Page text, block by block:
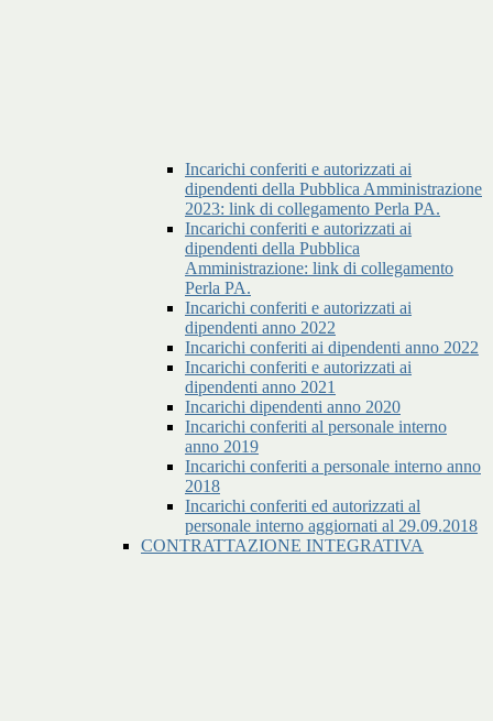
Incarichi conferiti e autorizzati ai
dipendenti della Pubblica Amministrazione
2023: link di collegamento Perla PA.
Incarichi conferiti e autorizzati ai
dipendenti della Pubblica
Amministrazione: link di collegamento
Perla PA.
Incarichi conferiti e autorizzati ai
dipendenti anno 2022
Incarichi conferiti ai dipendenti anno 2022
Incarichi conferiti e autorizzati ai
dipendenti anno 2021
Incarichi dipendenti anno 2020
Incarichi conferiti al personale interno
anno 2019
Incarichi conferiti a personale interno anno
2018
Incarichi conferiti ed autorizzati al
personale interno aggiornati al 29.09.2018
CONTRATTAZIONE INTEGRATIVA